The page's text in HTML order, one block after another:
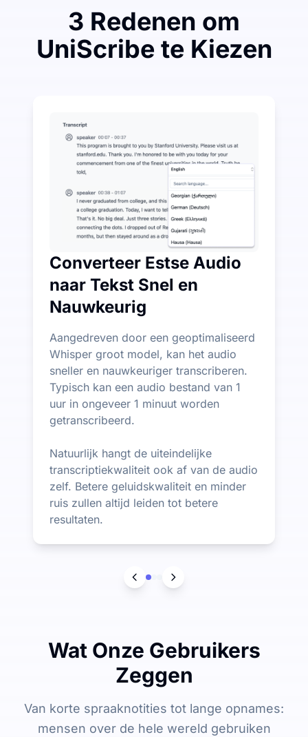
3 Redenen om
UniScribe te Kiezen
UniScribe biedt elke maand 120 minuten gratis
Meer AI-functies beschikbaar naast Audio-naar-tekst
Genereer automatisch samenvattingen,
Converteer Estse Audio
naar Tekst Snel en
Nauwkeurig
Aangedreven door een geoptimaliseerd
Whisper groot model, kan het audio
sneller en nauwkeuriger transcriberen.
Typisch kan een audio bestand van 1
uur in ongeveer 1 minuut worden
getranscribeerd.
Natuurlijk hangt de uiteindelijke
transcriptiekwaliteit ook af van de audio
zelf. Betere geluidskwaliteit en minder
ruis zullen altijd leiden tot betere
resultaten.
Wat Onze Gebruikers
Zeggen
Van korte spraaknotities tot lange opnames:
mensen over de hele wereld gebruiken